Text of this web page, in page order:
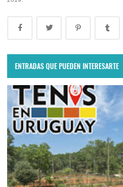
ENTRADAS QUE PUEDEN INTERESARTE